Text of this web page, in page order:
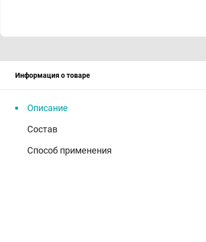
Информация о товаре
Описание
Состав
Способ применения